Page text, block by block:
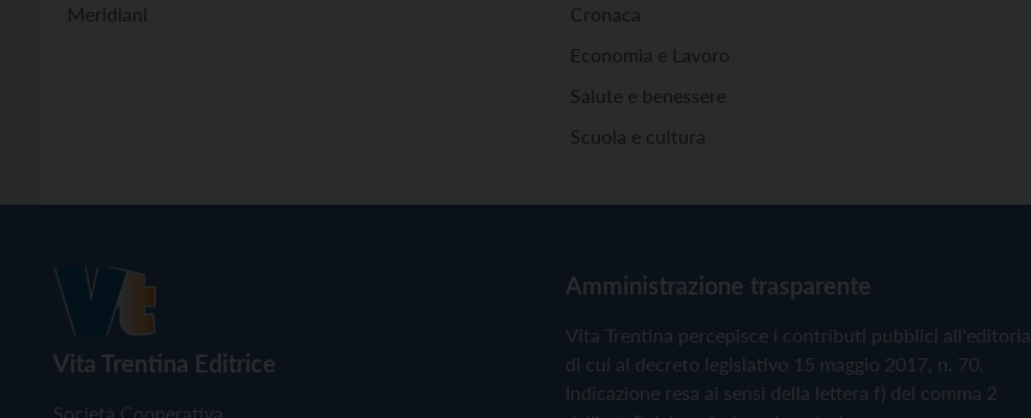
Meridiani
Cronaca
Economia e Lavoro
Salute e benessere
Scuola e cultura
Vita Trentina Editrice
Società Cooperativa
Amministrazione trasparente
Vita Trentina percepisce i contributi pubblici all'editoria
di cui al decreto legislativo 15 maggio 2017, n. 70.
Indicazione resa ai sensi della lettera f) del comma 2